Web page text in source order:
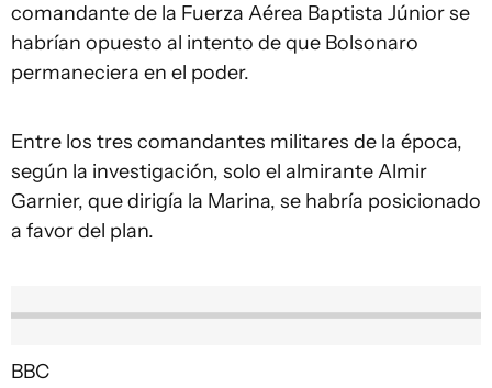
comandante de la Fuerza Aérea Baptista Júnior se
habrían opuesto al intento de que Bolsonaro
permaneciera en el poder.
Entre los tres comandantes militares de la época,
según la investigación, solo el almirante Almir
Garnier, que dirigía la Marina, se habría posicionado
a favor del plan.
BBC